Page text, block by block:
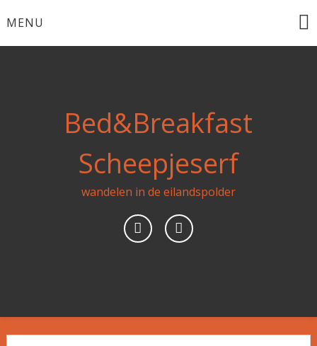
naar
MENU
Bed&Breakfast
Scheepjeserf
wandelen in de eilandspolder